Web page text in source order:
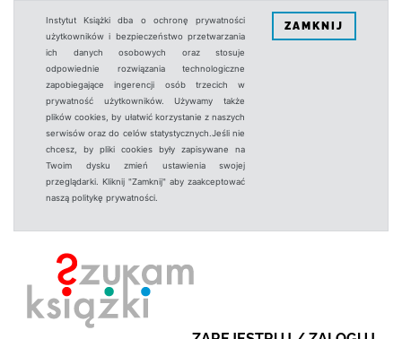
Instytut Książki dba o ochronę prywatności
użytkowników i bezpieczeństwo przetwarzania
ich danych osobowych oraz stosuje
odpowiednie rozwiązania technologiczne
zapobiegające ingerencji osób trzecich w
prywatność użytkowników. Używamy także
plików cookies, by ułatwić korzystanie z naszych
serwisów oraz do celów statystycznych.Jeśli nie
chcesz, by pliki cookies były zapisywane na
Twoim dysku zmień ustawienia swojej
przeglądarki. Kliknij "Zamknij" aby zaakceptować
naszą politykę prywatności.
ZAMKNIJ